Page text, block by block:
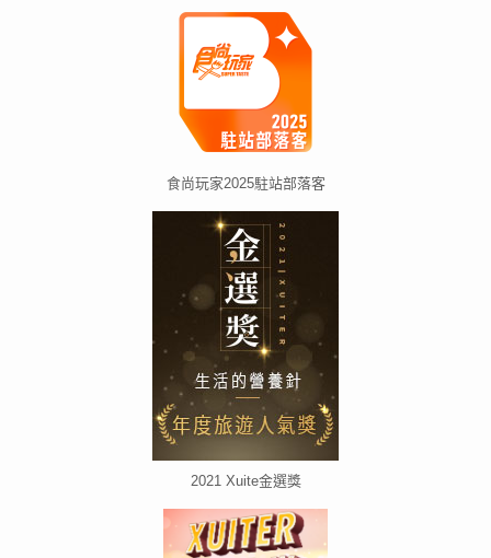
食尚玩家2025駐站部落客
2021 Xuite金選獎